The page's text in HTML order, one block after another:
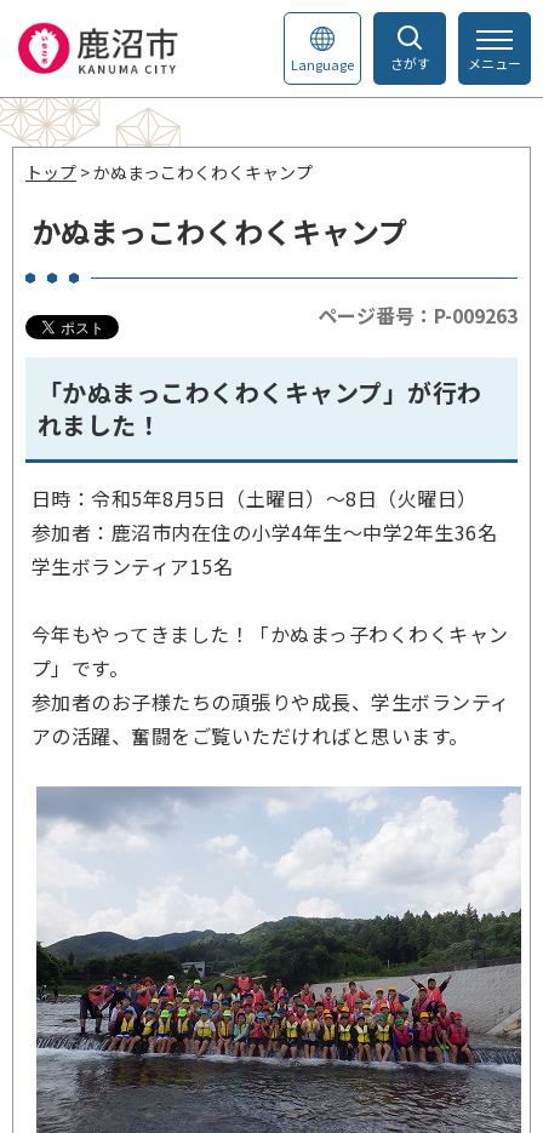
さがす
Language メニュー
トップ > かぬまっこわくわくキャンプ
かぬまっこわくわくキャンプ
ページ番号：P-009263
「かぬまっこわくわくキャンプ」が行わ
れました！
日時：令和5年8月5日（土曜日）～8日（火曜日）
参加者：鹿沼市内在住の小学4年生～中学2年生36名
学生ボランティア15名
今年もやってきました！「かぬまっ子わくわくキャン
プ」です。
参加者のお子様たちの頑張りや成長、学生ボランティ
アの活躍、奮闘をご覧いただければと思います。